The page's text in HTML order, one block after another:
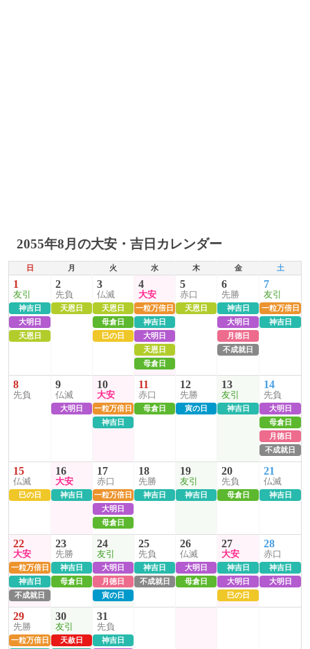
2055年8月の大安・吉日カレンダー
日 月 火 水 木 金 土
1
友引
神吉日
大明日
天恩日
2
先負
天恩日
3
仏滅
天恩日
母倉日
巳の日
4
大安
一粒万倍日
神吉日
大明日
天恩日
母倉日
5
赤口
天恩日
6
先勝
神吉日
大明日
月徳日
不成就日
7
友引
一粒万倍日
神吉日
8
先負
9
仏滅
大明日
10
大安
一粒万倍日
神吉日
11
赤口
母倉日
12
先勝
寅の日
13
友引
神吉日
14
先負
大明日
母倉日
月徳日
不成就日
15
仏滅
巳の日
16
大安
神吉日
17
赤口
一粒万倍日
大明日
母倉日
18
先勝
神吉日
19
友引
神吉日
20
先負
母倉日
21
仏滅
神吉日
22
大安
一粒万倍日
神吉日
不成就日
23
先勝
神吉日
母倉日
24
友引
大明日
月徳日
寅の日
25
先負
神吉日
不成就日
26
仏滅
大明日
母倉日
27
大安
神吉日
大明日
巳の日
28
赤口
神吉日
大明日
29
先勝
一粒万倍日
30
友引
天赦日
31
先負
神吉日